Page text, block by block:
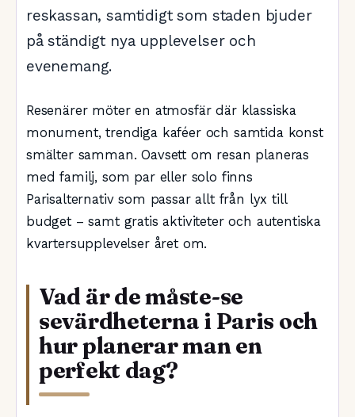
reskassan, samtidigt som staden bjuder
på ständigt nya upplevelser och
evenemang.
Resenärer möter en atmosfär där klassiska
monument, trendiga kaféer och samtida konst
smälter samman. Oavsett om resan planeras
med familj, som par eller solo finns
Parisalternativ som passar allt från lyx till
budget – samt gratis aktiviteter och autentiska
kvartersupplevelser året om.
Vad är de måste-se
sevärdheterna i Paris och
hur planerar man en
perfekt dag?